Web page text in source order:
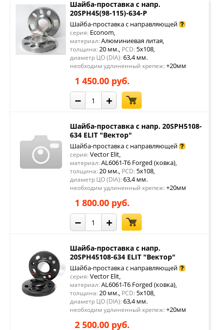
Шайба-проставка с напр.
20SPH45(98-115)-634-P
Шайба-проставка с направляющей
серия: Econom,
материал: Алюминиевая литая,
толщина: 20 мм., PCD: 5x108,
диаметр ЦО (DIA): 63,4 мм.
необходим удлиненный крепеж: +20мм
1 450.00 руб.
− +
Шайба-проставка с напр. 20SPH5108-
634 ELIT "Вектор"
Шайба-проставка с направляющей
серия: Vector Elit,
материал: AL6061-T6 Forged (ковка),
толщина: 20 мм., PCD: 5x108,
диаметр ЦО (DIA): 63,4 мм.
необходим удлиненный крепеж: +20мм
1 800.00 руб.
− +
Шайба-проставка с напр.
20SPH45108-634 ELIT "Вектор"
Шайба-проставка с направляющей
серия: Vector Elit,
материал: AL6061-T6 Forged (ковка),
толщина: 20 мм., PCD: 5x108,
диаметр ЦО (DIA): 63,4 мм.
необходим удлиненный крепеж: +20мм
2 500.00 руб.